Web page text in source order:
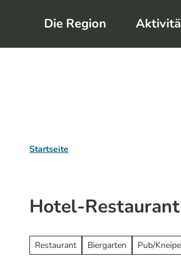
m
Die Region
Startseite
Hotel-
Restaurant Biergarten Pub/